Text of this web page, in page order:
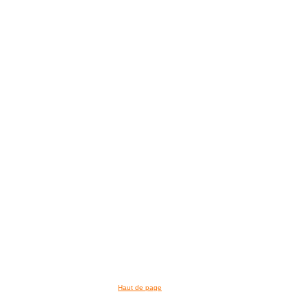
Haut de page